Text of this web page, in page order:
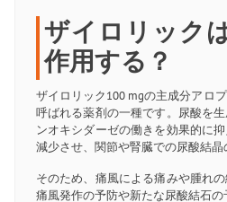
ザイロリック
作用する？
ザイロリック100 mgの主成分アロ
呼ばれる薬剤の一種です。尿酸を
ンオキシダーゼの働きを効果的に
減少させ、関節や腎臓での尿酸結晶
そのため、痛風による痛みや腫れ
痛風発作の予防や新たな尿酸結石の